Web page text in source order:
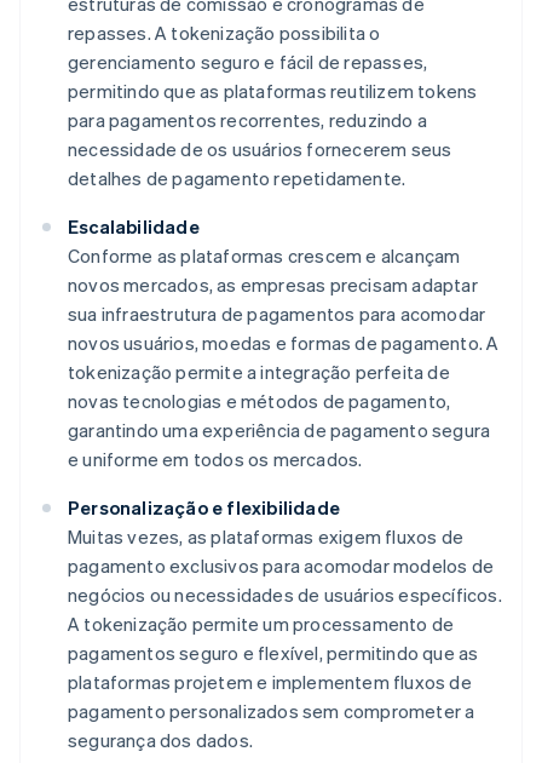
repasses. A tokenização possibilita o
gerenciamento seguro e fácil de repasses,
permitindo que as plataformas reutilizem tokens
para pagamentos recorrentes, reduzindo a
necessidade de os usuários fornecerem seus
detalhes de pagamento repetidamente.
Escalabilidade
Conforme as plataformas crescem e alcançam
novos mercados, as empresas precisam adaptar
sua infraestrutura de pagamentos para acomodar
novos usuários, moedas e formas de pagamento. A
tokenização permite a integração perfeita de
novas tecnologias e métodos de pagamento,
garantindo uma experiência de pagamento segura
e uniforme em todos os mercados.
Personalização e flexibilidade
Muitas vezes, as plataformas exigem fluxos de
pagamento exclusivos para acomodar modelos de
negócios ou necessidades de usuários específicos.
A tokenização permite um processamento de
pagamentos seguro e flexível, permitindo que as
plataformas projetem e implementem fluxos de
pagamento personalizados sem comprometer a
segurança dos dados.